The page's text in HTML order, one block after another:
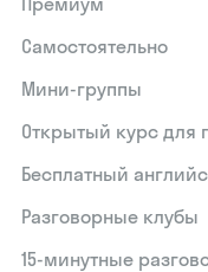
Самостоятельно
Мини-группы
Открытый курс для
Бесплатный
Разговорные клубы
15‑минутные